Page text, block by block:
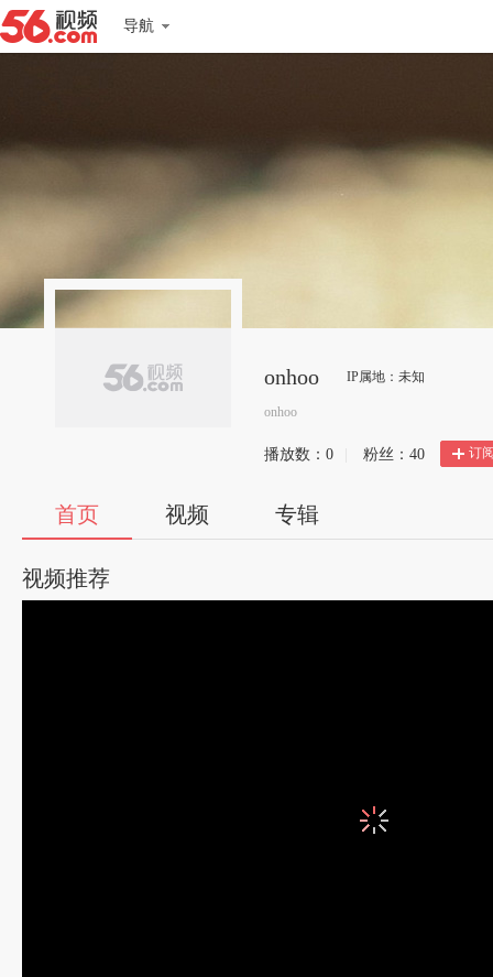
导航
onhoo IP属地：未知
onhoo
播放数： 0 粉丝： 40 订
首页 视频 专辑
视频推荐